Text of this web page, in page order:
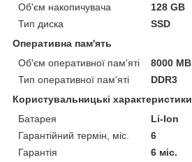
Об'єм накопичувача
128 GB
Тип диска
SSD
Оперативна пам'ять
Об'єм оперативної пам'яті
8000 MB
Тип оперативної пам'яті
DDR3
Користувальницькі характеристики
Батарея
Li-Ion
Гарантійний термін, міс.
6
Гарантія
6 міс.